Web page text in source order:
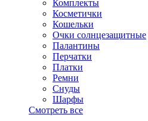
Комплекты
Косметички
Кошельки
Очки солнцезащитные
Палантины
Перчатки
Платки
Ремни
Снуды
Шарфы
Смотреть все